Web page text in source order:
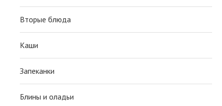
Вторые блюда
Каши
Запеканки
Блины и оладьи